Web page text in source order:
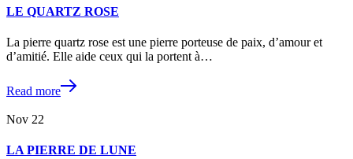
LE QUARTZ ROSE
La pierre quartz rose est une pierre porteuse de paix, d’amour et
d’amitié. Elle aide ceux qui la portent à…
Read more
Nov 22
LA PIERRE DE LUNE